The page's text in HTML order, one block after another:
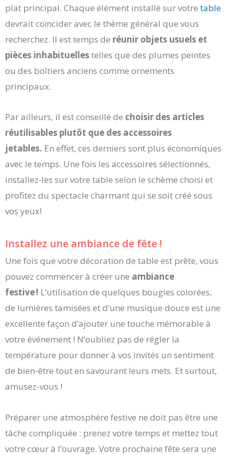
plat principal. Chaque élément installé sur votre table
devrait coïncider avec le thème général que vous
recherchez. Il est temps de réunir objets usuels et
pièces inhabituellestelles que des plumes peintes
ou des boîtiers anciens comme ornements
principaux.
Par ailleurs, il est conseillé de choisir des articles
réutilisables plutôt que des accessoires
jetables. En effet, ces derniers sont plus économiques
avec le temps. Une fois les accessoires sélectionnés,
installez-les sur votre table selon le schème choisi et
profitez du spectacle charmant qui se soit créé sous
vos yeux!
Installez une ambiance de fête !
Une fois que votre décoration de table est prête, vous
pouvez commencer à créer une ambiance
festive ! L’utilisation de quelques bougies colorées,
de lumières tamisées et d’une musique douce est une
excellente façon d’ajouter une touche mémorable à
votre événement ! N’oubliez pas de régler la
température pour donner à vos invités un sentiment
de bien-être tout en savourant leurs mets. Et surtout,
amusez-vous !
Préparer une atmosphère festive ne doit pas être une
tâche compliquée : prenez votre temps et mettez tout
votre cœur à l’ouvrage. Votre prochaine fête sera une